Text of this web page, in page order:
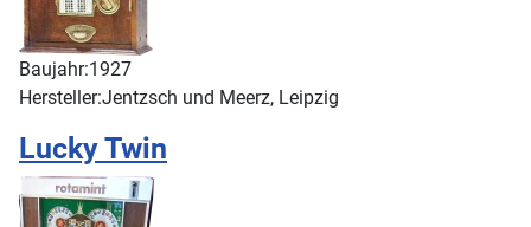
Baujahr:1927
Hersteller:Jentzsch und Meerz, Leipzig
Lucky Twin